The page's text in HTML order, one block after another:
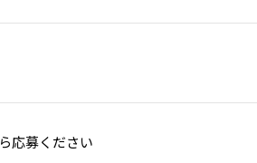
応募ください